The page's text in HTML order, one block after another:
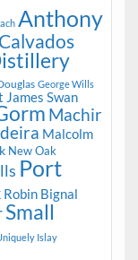
Anthony
Calvados
George Wills
James Swan
Machir
Malcolm
New Oak
Port
Robin Bignal
Small
Islay